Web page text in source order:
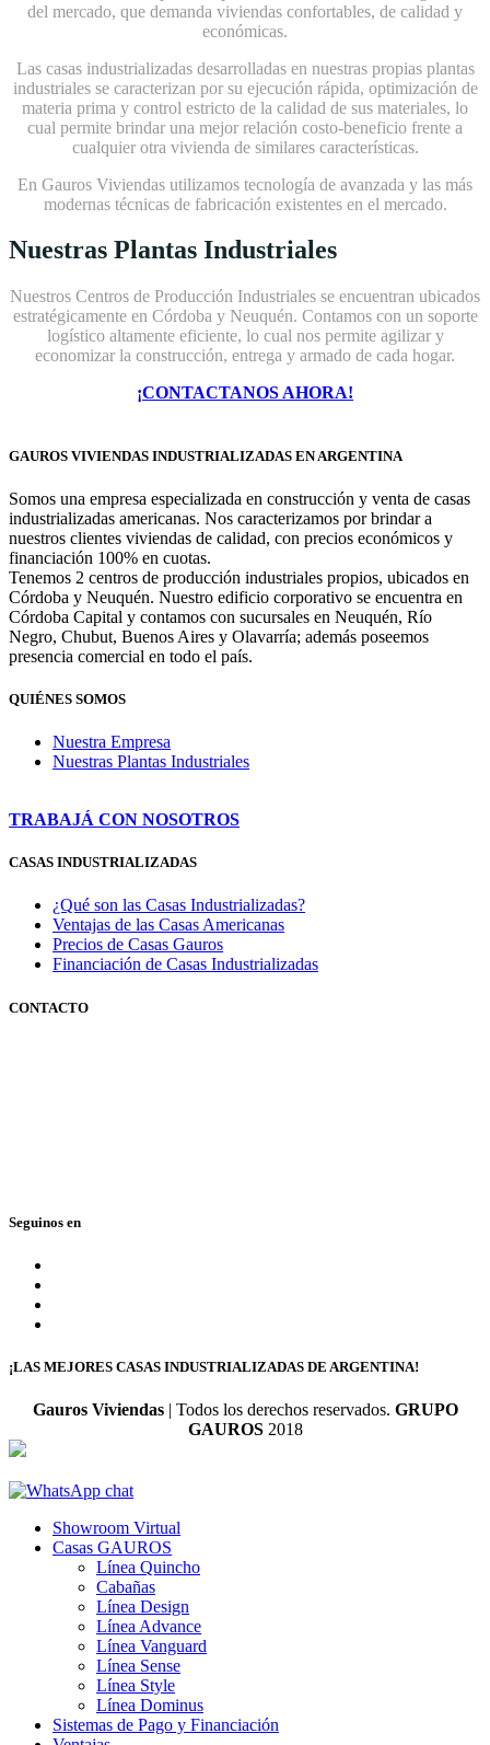
del mercado, que demanda viviendas confortables, de calidad y
económicas.
Las casas industrializadas desarrolladas en nuestras propias plantas
industriales se caracterizan por su ejecución rápida, optimización de
materia prima y control estricto de la calidad de sus materiales, lo
cual permite brindar una mejor relación costo-beneficio frente a
cualquier otra vivienda de similares características.
En Gauros Viviendas utilizamos tecnología de avanzada y las más
modernas técnicas de fabricación existentes en el mercado.
Nuestras Plantas Industriales
Nuestros Centros de Producción Industriales se encuentran ubicados
estratégicamente en Córdoba y Neuquén. Contamos con un soporte
logístico altamente eficiente, lo cual nos permite agilizar y
economizar la construcción, entrega y armado de cada hogar.
¡CONTACTANOS AHORA!
GAUROS VIVIENDAS INDUSTRIALIZADAS EN ARGENTINA
Somos una empresa especializada en construcción y venta de casas
industrializadas americanas. Nos caracterizamos por brindar a
nuestros clientes viviendas de calidad, con precios económicos y
financiación 100% en cuotas.
Tenemos 2 centros de producción industriales propios, ubicados en
Córdoba y Neuquén. Nuestro edificio corporativo se encuentra en
Córdoba Capital y contamos con sucursales en Neuquén, Río
Negro, Chubut, Buenos Aires y Olavarría; además poseemos
presencia comercial en todo el país.
QUIÉNES SOMOS
Nuestra Empresa
Nuestras Plantas Industriales
TRABAJÁ CON NOSOTROS
CASAS INDUSTRIALIZADAS
¿Qué son las Casas Industrializadas?
Ventajas de las Casas Americanas
Precios de Casas Gauros
Financiación de Casas Industrializadas
CONTACTO
Seguinos en
¡LAS MEJORES CASAS INDUSTRIALIZADAS DE ARGENTINA!
Gauros Viviendas| Todos los derechos reservados. GRUPO
GAUROS2018
Showroom Virtual
Casas GAUROS
Línea Quincho
Cabañas
Línea Design
Línea Advance
Línea Vanguard
Línea Sense
Línea Style
Línea Dominus
Sistemas de Pago y Financiación